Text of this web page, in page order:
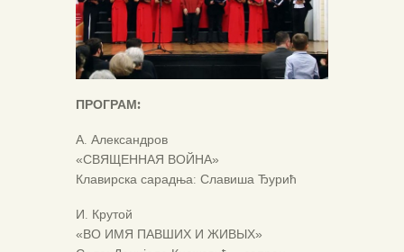
ПРОГРАМ:
А. Александров
«СВЯЩЕННАЯ ВОЙНА»
Клавирска сарадња: Славиша Ђурић
И. Крутой
«ВО ИМЯ ПАВШИХ И ЖИВЫХ»